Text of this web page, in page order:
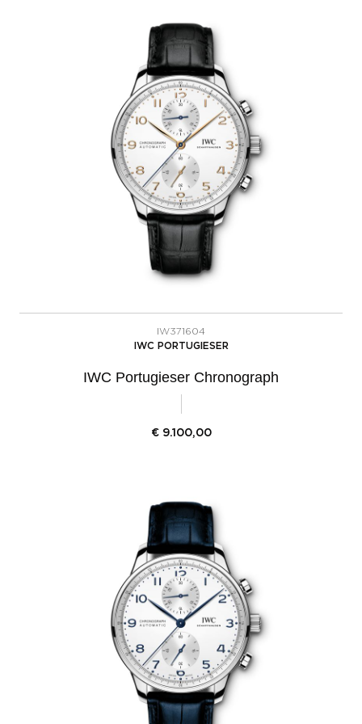
IW371604
IWC PORTUGIESER
IWC Portugieser Chronograph
€ 9.100,00